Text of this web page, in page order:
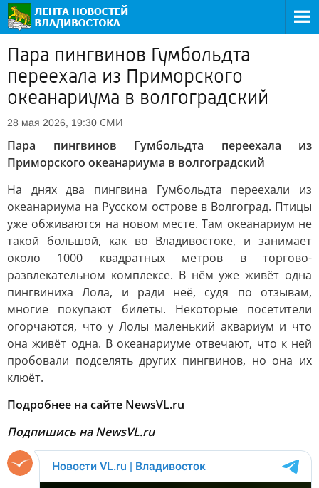
Пара пингвинов Гумбольдта
переехала из Приморского
океанариума в волгоградский
28 мая 2026, 19:30 СМИ
Пара пингвинов Гумбольдта переехала из
Приморского океанариума в волгоградский
На днях два пингвина Гумбольдта переехали из
океанариума на Русском острове в Волгоград. Птицы
уже обживаются на новом месте. Там океанариум не
такой большой, как во Владивостоке, и занимает
около 1000 квадратных метров в торгово-
развлекательном комплексе. В нём уже живёт одна
пингвиниха Лола, и ради неё, судя по отзывам,
многие покупают билеты. Некоторые посетители
огорчаются, что у Лолы маленький аквариум и что
она живёт одна. В океанариуме отвечают, что к ней
пробовали подселять других пингвинов, но она их
клюёт.
Подробнее на сайте NewsVL.ru
Подпишись на NewsVL.ru